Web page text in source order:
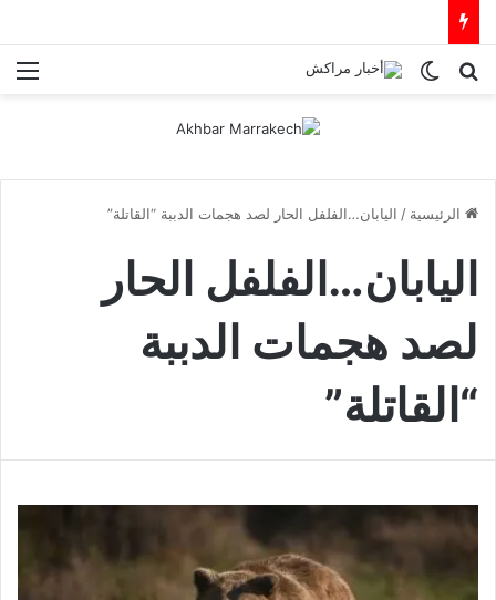
بحث عنالوضع المظلم
الرئيسية / اليابان…الفلفل الحار لصد هجمات الدببة “القاتلة”
اليابان…الفلفل الحار
لصد هجمات الدببة
“القاتلة”